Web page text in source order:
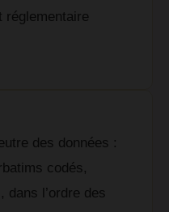
réglementaire
des données :
codés,
l’ordre des